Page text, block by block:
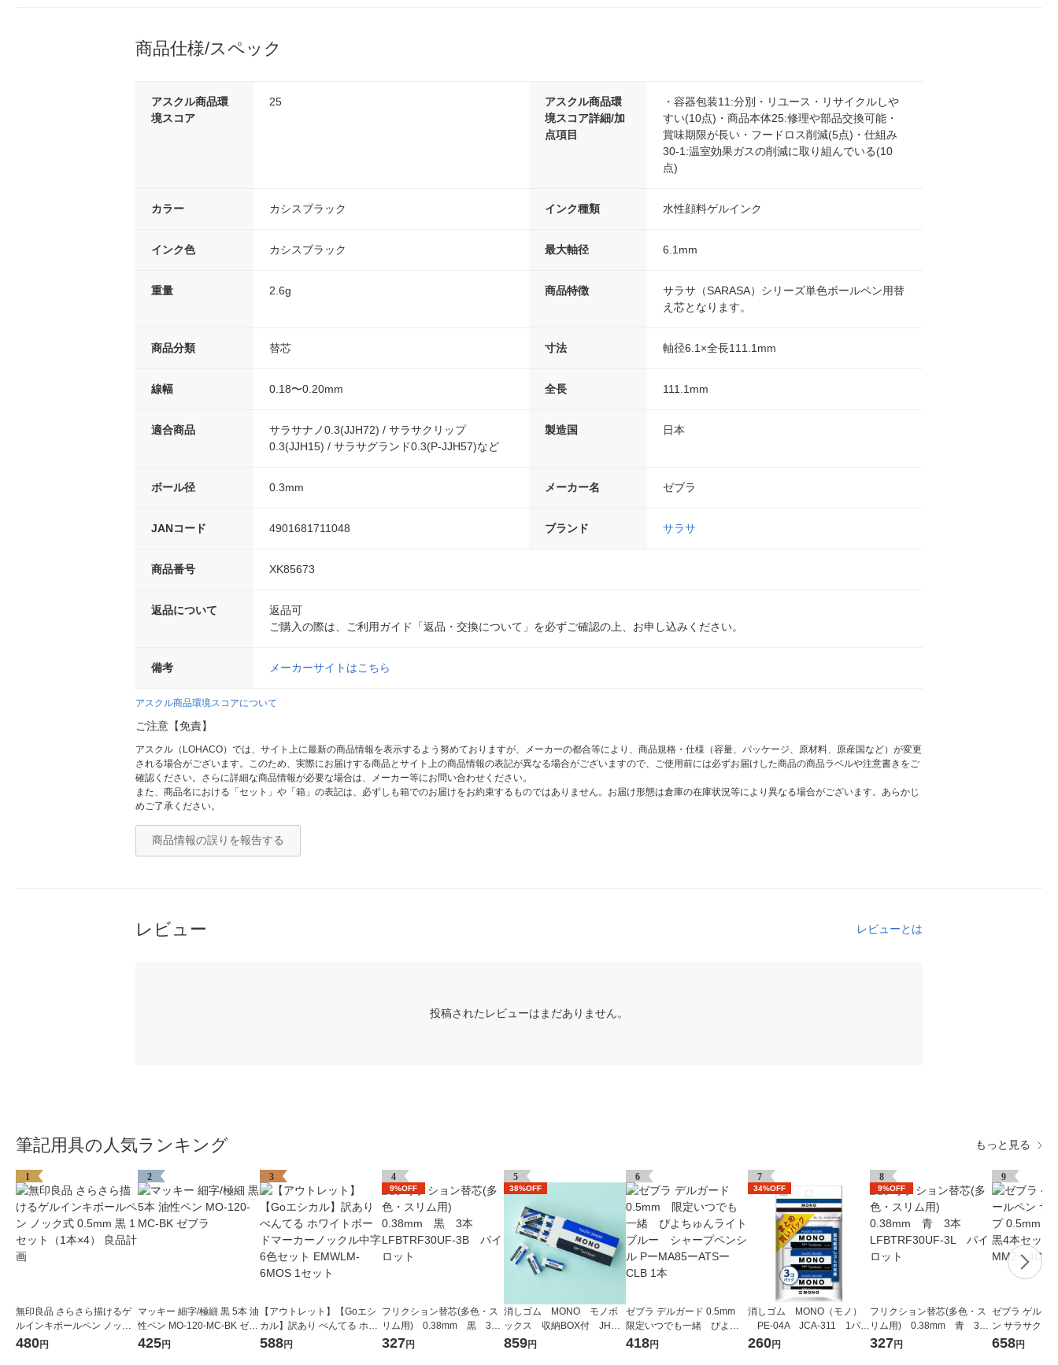
商品仕様/スペック
アスクル商品環
境スコア
25
アスクル商品環
境スコア詳細/加
点項目
・容器包装11:分別・リユース・リサイクルしや
すい(10点)・商品本体25:修理や部品交換可能・
賞味期限が長い・フードロス削減(5点)・仕組み
30-1:温室効果ガスの削減に取り組んでいる(10
点)
カラー カシスブラック インク種類 水性顔料ゲルインク
インク色 カシスブラック 最大軸径 6.1mm
重量 2.6g 商品特徴
サラサ（SARASA）シリーズ単色ボールペン用替
え芯となります。
商品分類 替芯 寸法 軸径6.1×全長111.1mm
線幅 0.18〜0.20mm 全長 111.1mm
適合商品
サラサナノ0.3(JJH72) / サラサクリップ
0.3(JJH15) / サラサグランド0.3(P-JJH57)など
製造国 日本
ボール径 0.3mm メーカー名 ゼブラ
JANコード 4901681711048 ブランド サラサ
商品番号 XK85673
返品について
返品可
ご購入の際は、ご利用ガイド「返品・交換について」を必ずご確認の上、お申し込みください。
備考 メーカーサイトはこちら
アスクル商品環境スコアについて
ご注意【免責】
アスクル（LOHACO）では、サイト上に最新の商品情報を表示するよう努めておりますが、メーカーの都合等により、商品規格・仕様（容量、パッケージ、原材料、原産国など）が変更
される場合がございます。このため、実際にお届けする商品とサイト上の商品情報の表記が異なる場合がございますので、ご使用前には必ずお届けした商品の商品ラベルや注意書きをご
確認ください。さらに詳細な商品情報が必要な場合は、メーカー等にお問い合わせください。
また、商品名における「セット」や「箱」の表記は、必ずしも箱でのお届けをお約束するものではありません。お届け形態は倉庫の在庫状況等により異なる場合がございます。あらかじ
めご了承ください。
商品情報の誤りを報告する
レビュー レビューとは
投稿されたレビューはまだありません。
筆記用具の人気ランキング もっと見る
1
無印良品 さらさら描けるゲ
ルインキボールペン ノック
式 0.5mm 黒 1セット（1本×
480円
2
マッキー 細字/極細 黒 5本 油
性ペン MO-120-MC-BK ゼブ
ラ
425円
3
【アウトレット】【Goエシ
カル】訳あり ぺんてる ホワ
イトボードマーカーノック
588円
4
9%OFF
フリクション替芯(多色・ス
リム用) 0.38mm 黒 3
本 LFBTRF30UF-3B パイ
327円
5
38%OFF
消しゴム MONO モノボ
ックス 収納BOX付 JHA-0
61 1個（小サイズ18個入）
859円
6
ゼブラ デルガード 0.5mm
限定いつでも一緒 ぴよち
ゅんライトブルー シャー
418円
7
34%OFF
消しゴム MONO（モノ）
PE-04A JCA-311 1パ
ック（3個入） トンボ鉛筆
260円
8
9%OFF
フリクション替芯(多色・ス
リム用) 0.38mm 青 3
本 LFBTRF30UF-3L パイ
327円
9
ゼブラ ゲルイ
ン サラサクリ
定 ムーミン 黒
658円